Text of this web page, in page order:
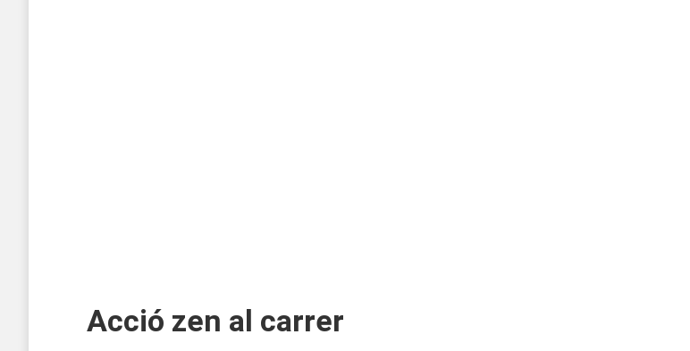
Acció zen al carrer